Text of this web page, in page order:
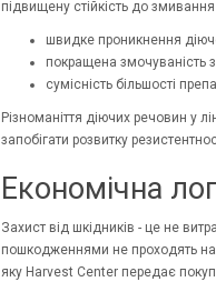
підвищену стійкість до
швидке проникнення
покращена змочуваність
сумісність більшості
Різноманіття діючих речовин у
запобігати розвитку
Економічна
Захист від шкідників - це не
пошкодженнями не проходять на
яку Harvest Center передає